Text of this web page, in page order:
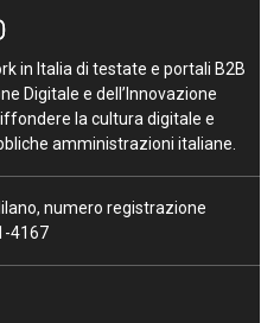
in Italia di testate e portali B2B
Digitale e dell’Innovazione
la cultura digitale e
amministrazioni italiane.
numero registrazione
4167